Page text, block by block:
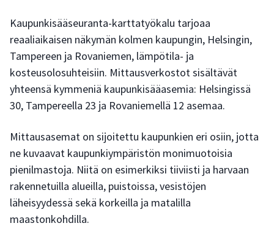
Kaupunkisääseuranta-karttatyökalu tarjoaa
reaaliaikaisen näkymän kolmen kaupungin, Helsingin,
Tampereen ja Rovaniemen, lämpötila- ja
kosteusolosuhteisiin. Mittausverkostot sisältävät
yhteensä kymmeniä kaupunkisääasemia: Helsingissä
30, Tampereella 23 ja Rovaniemellä 12 asemaa.
Mittausasemat on sijoitettu kaupunkien eri osiin, jotta
ne kuvaavat kaupunkiympäristön monimuotoisia
pienilmastoja. Niitä on esimerkiksi tiiviisti ja harvaan
rakennetuilla alueilla, puistoissa, vesistöjen
läheisyydessä sekä korkeilla ja matalilla
maastonkohdilla.